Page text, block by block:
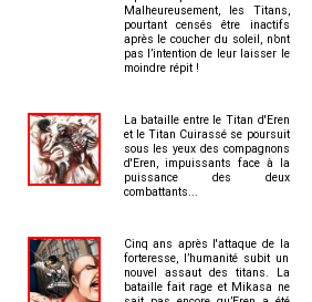
Malheureusement, les Titans,
pourtant censés être inactifs
après le coucher du soleil, n’ont
pas l’intention de leur laisser le
moindre répit !
La bataille entre le Titan d'Eren
et le Titan Cuirassé se poursuit
sous les yeux des compagnons
d'Eren, impuissants face à la
puissance des deux
combattants...
Cinq ans après l'attaque de la
forteresse, l’humanité subit un
nouvel assaut des titans. La
bataille fait rage et Mikasa ne